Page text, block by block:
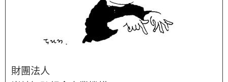
財團法人